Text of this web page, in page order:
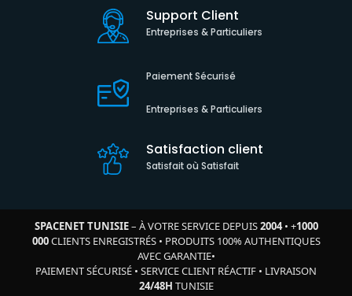
Support Client
Entreprises & Particuliers
Paiement Sécurisé
Entreprises & Particuliers
Satisfaction client
Satisfait où Satisfait
SPACENET TUNISIE– À VOTRE SERVICE DEPUIS2004• +1000
000CLIENTS ENREGISTRÉS• PRODUITS 100% AUTHENTIQUES
AVEC GARANTIE•
PAIEMENT SÉCURISÉ • SERVICE CLIENT RÉACTIF • LIVRAISON
24/48H TUNISIE